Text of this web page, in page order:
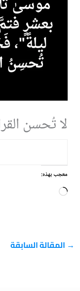
لا تُحسن
معجب بهذه:
جاري
→ المقالة السابقة